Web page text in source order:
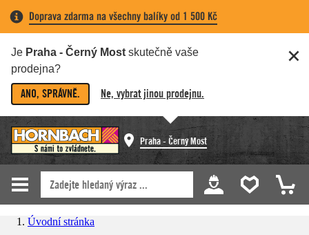
Doprava zdarma na všechny balíky od 1 500 Kč
Je Praha - Černý Most skutečně vaše
prodejna?
ANO, SPRÁVNĚ. Ne, vybrat jinou prodejnu.
Praha - Černý Most
Úvodní stránka